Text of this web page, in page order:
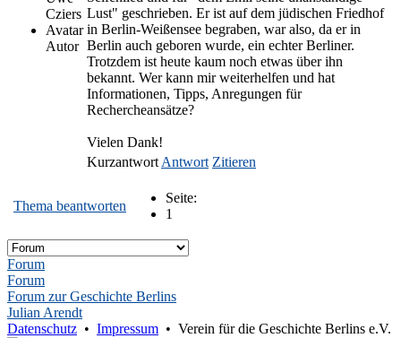
Autor
Lust" geschrieben. Er ist auf dem jüdischen Friedhof
in Berlin-Weißensee begraben, war also, da er in
Berlin auch geboren wurde, ein echter Berliner.
Trotzdem ist heute kaum noch etwas über ihn
bekannt. Wer kann mir weiterhelfen und hat
Informationen, Tipps, Anregungen für
Rechercheansätze?
Vielen Dank!
Kurzantwort Antwort Zitieren
Thema beantworten
Seite:
1
Forum
Forum
Forum zur Geschichte Berlins
Julian Arendt
Datenschutz • Impressum • Verein für die Geschichte Berlins e.V.